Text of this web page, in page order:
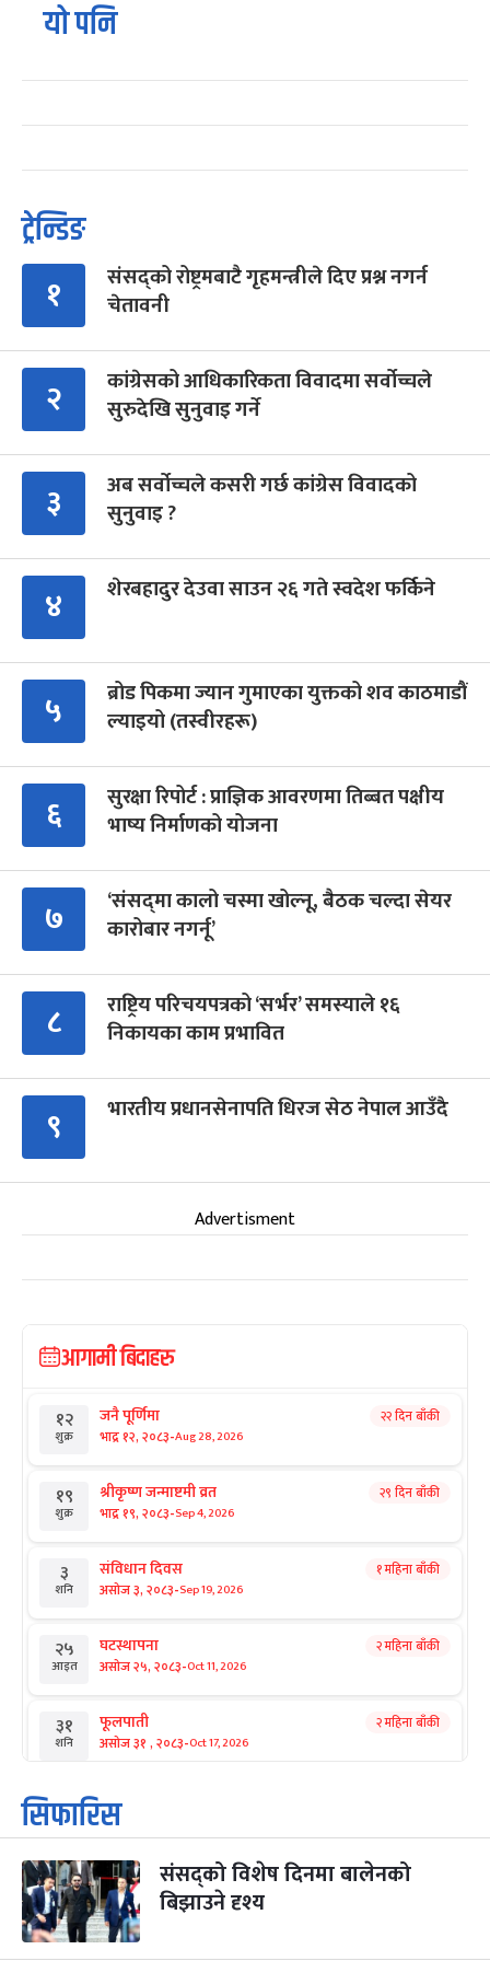
यो पनि
ट्रेन्डिङ
१
संसद्को रोष्ट्रमबाटै गृहमन्त्रीले दिए प्रश्न नगर्न
चेतावनी
२
कांग्रेसको आधिकारिकता विवादमा सर्वोच्चले
सुरुदेखि सुनुवाइ गर्ने
३
अब सर्वोच्चले कसरी गर्छ कांग्रेस विवादको
सुनुवाइ ?
४ शेरबहादुर देउवा साउन २६ गते स्वदेश फर्किने
५
ब्रोड पिकमा ज्यान गुमाएका युक्तको शव काठमाडौं
ल्याइयो (तस्वीरहरू)
६
सुरक्षा रिपोर्ट : प्राज्ञिक आवरणमा तिब्बत पक्षीय
भाष्य निर्माणको योजना
७
‘संसद्‍मा कालो चस्मा खोल्नू, बैठक चल्दा सेयर
कारोबार नगर्नू’
८
राष्ट्रिय परिचयपत्रको ‘सर्भर’ समस्याले १६
निकायका काम प्रभावित
९ भारतीय प्रधानसेनापति धिरज सेठ नेपाल आउँदै
Advertisment
आगामी बिदाहरु
१२
शुक्र
जनै पूर्णिमा
भाद्र १२, २०८३-Aug 28, 2026
२२ दिन बाँकी
१९
शुक्र
श्रीकृष्ण जन्माष्टमी व्रत
भाद्र १९, २०८३-Sep 4, 2026
२९ दिन बाँकी
३
शनि
संविधान दिवस
असोज ३, २०८३-Sep 19, 2026
१ महिना बाँकी
२५
आइत
घटस्थापना
असोज २५, २०८३-Oct 11, 2026
२ महिना बाँकी
३१
शनि
फूलपाती
असोज ३१ , २०८३-Oct 17, 2026
२ महिना बाँकी
१
आइत
कार्तिक सङ्क्रान्ति
कार्तिक १, २०८३
३
मंगल
महानवमी
कार्तिक ३, २०८३-Oct 20, 2026
२ महिना बाँकी
सिफारिस
संसद्को विशेष दिनमा बालेनको
बिझाउने दृश्य